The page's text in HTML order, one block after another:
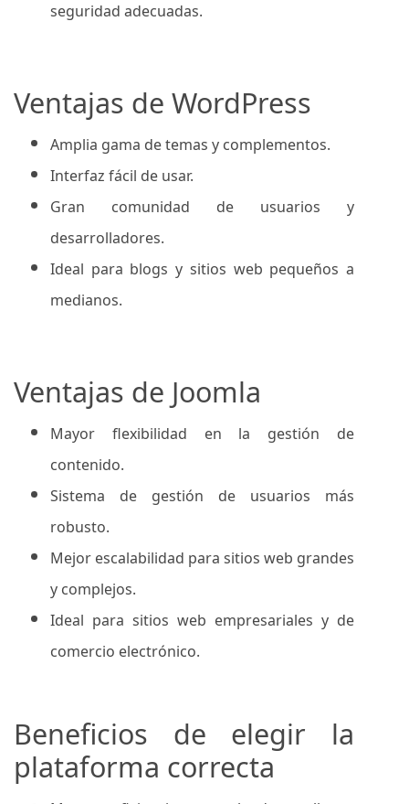
seguridad adecuadas.
Ventajas de WordPress
Amplia gama de temas y complementos.
Interfaz fácil de usar.
Gran comunidad de usuarios y
desarrolladores.
Ideal para blogs y sitios web pequeños a
medianos.
Ventajas de Joomla
Mayor flexibilidad en la gestión de
contenido.
Sistema de gestión de usuarios más
robusto.
Mejor escalabilidad para sitios web grandes
y complejos.
Ideal para sitios web empresariales y de
comercio electrónico.
Beneficios de elegir la
plataforma correcta